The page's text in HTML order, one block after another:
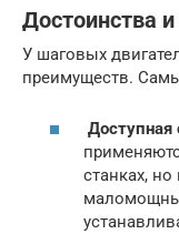
Достоинства
У шаговых
преимуществ.
Доступная
станках,